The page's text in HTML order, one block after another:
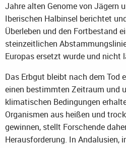
Jahre alten Genome von Jägern
Iberischen Halbinsel berichtet
Überleben und den Fortbestand
steinzeitlichen
Europas ersetzt wurde und nicht
Das Erbgut bleibt nach dem Tod
einen bestimmten Zeitraum und
klimatischen Bedingungen
Organismen aus heißen und
gewinnen, stellt Forschende
Herausforderung. In Andalusien,